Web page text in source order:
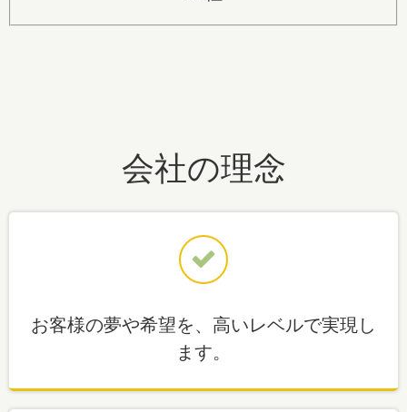
会社の理念
お客様の夢や希望を、高いレベルで実現し
ます。